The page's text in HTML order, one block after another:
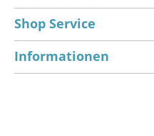
Shop Service
Informationen